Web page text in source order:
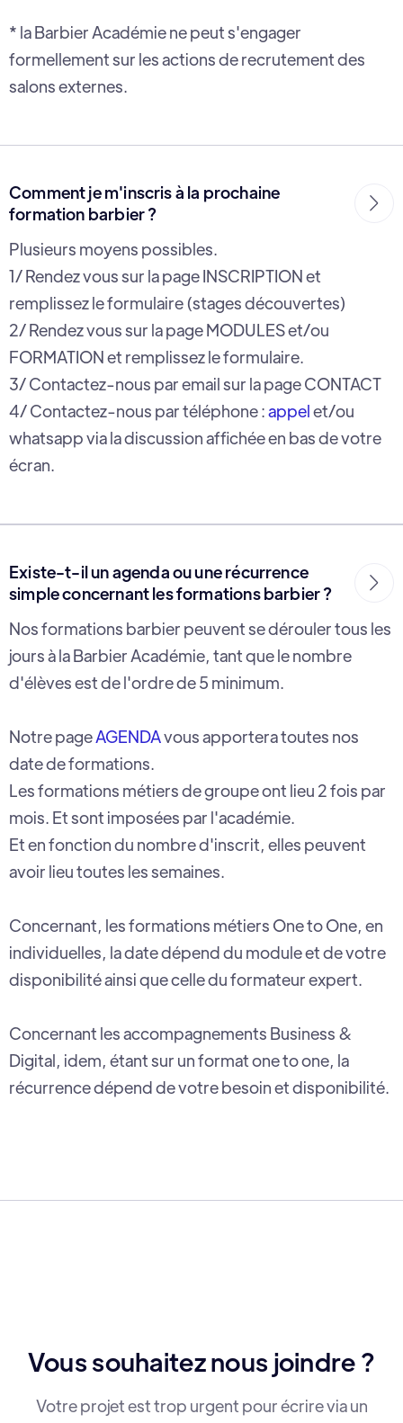
* la Barbier Académie ne peut s'engager
formellement sur les actions de recrutement des
salons externes.
Comment je m'inscris à la prochaine
formation barbier ?

Plusieurs moyens possibles.
1/ Rendez vous sur la page INSCRIPTION et
remplissez le formulaire (stages découvertes)
2/ Rendez vous sur la page MODULES et/ou
FORMATION et remplissez le formulaire.
3/ Contactez-nous par email sur la page CONTACT
4/ Contactez-nous par téléphone :appelet/ou
whatsapp via la discussion affichée en bas de votre
écran.
Existe-t-il un agenda ou une récurrence
simple concernant les formations barbier ?

Nos formations barbier peuvent se dérouler tous les
jours à la Barbier Académie, tant que le nombre
d'élèves est de l'ordre de 5 minimum.
Notre pageAGENDAvous apportera toutes nos
date de formations.
Les formations métiers de groupe ont lieu 2 fois par
mois. Et sont imposées par l'académie.
Et en fonction du nombre d'inscrit, elles peuvent
avoir lieu toutes les semaines.
Concernant, les formations métiers One to One, en
individuelles, la date dépend du module et de votre
disponibilité ainsi que celle du formateur expert.
Concernant les accompagnements Business &
Digital, idem, étant sur un format one to one, la
récurrence dépend de votre besoin et disponibilité.
Vous souhaitez nous joindre ?
Votre projet est trop urgent pour écrire via un